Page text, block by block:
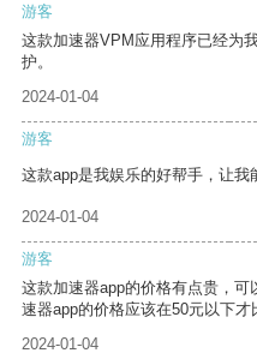
游客
这款加速器VPM应用程序已经为
护。
2024-01-04
游客
这款app是我娱乐的好帮手，让我
2024-01-04
游客
这款加速器app的价格有点贵，
速器app的价格应该在50元以下才
2024-01-04